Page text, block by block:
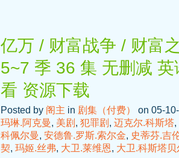
亿万 / 财富战争 / 财富
5~7 季 36 集 无删减
看 资源下载
Posted by 阁主 in 剧集（付费）
on 05-
玛琳.阿克曼, 美剧 , 犯罪剧 , 迈克尔.科斯塔,
科佩尔曼, 安德鲁.罗斯.索尔金, 史蒂芬.吉
契, 玛姬.丝弗, 大卫.莱维恩, 大卫.科斯塔贝